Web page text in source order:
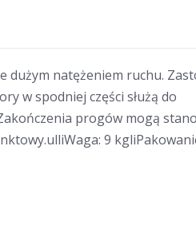
dużym natężeniem ruchu.
w spodniej części służą do
progów mogą
9